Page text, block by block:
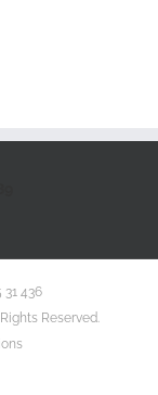
31 436
Reserved.